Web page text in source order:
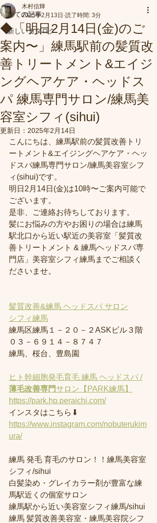
全ての記事
新しいカタログ
◆「明日2月14日(金)のご
案内〜」練馬駅前の髪質改
善トリートメント&エイジ
ングヘアケア・ヘッドス
パ 練馬専門サロン/練馬美
容室シフィ(sihui)
木村信輝
2025年2月13日 読了時間: 3分
更新日： 2025年2月14日
こんにちは、練馬駅前の髪質改善トリ
ートメント&エイジングヘアケア・ヘッ
ドスパ練馬専門サロン/練馬美容室シフ
ィ(sihui)です。
明日2月14日(金)は10時〜ご案内可能で
ございます。
是非、ご連絡お待ちしております。
髪にお悩みの方やお困りの場合は練馬
駅北口から近い駅近の美容室「髪質改
善トリートメント & 練馬ヘッドスパ専
門店」美容室シフィ練馬までご相談く
ださいませ。
髪質改善&練馬 ヘッドスパ サロン
シフィ練馬
練馬区練馬１－２０－２ASKビル３階
０３－６９１４－８７４７
練馬、桜台、豊島園
ヒト幹細胞発毛育毛 練馬 ヘッドスパ /
薄毛改善専門サロン【PARK練馬】
https://park.hp.peraichi.com/
インスタはこちら⬇︎
https://www.instagram.com/nobuterukim
ura/
練馬 発毛 育毛のサロン！！練馬美容室
シフィ/sihui
白髪染め・グレイカラー剤が豊富な練
馬駅近くの個室サロン
練馬駅から近い美容室シフィ練馬/sihui
練馬 髪質改善美容室・練馬美容院シフ